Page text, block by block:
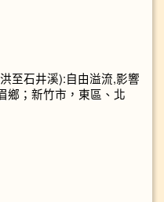
至石井溪):自由溢流,影響
鄉；新竹市，東區、北